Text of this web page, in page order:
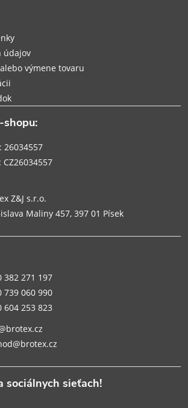
údajov
výmene tovaru
shopu:
26034557
CZ26034557
Z&J s.r.o.
Maliny 457, 397 01 Písek
382 271 197
739 060 990
604 253 823
sociálnych sieťach!